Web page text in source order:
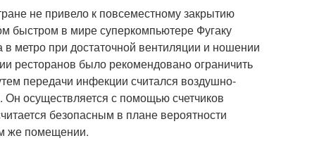
не привело к повсеместному закрытию
быстром в мире суперкомпьютере Фугаку
метро при достаточной вентиляции и ношении
ресторанов было рекомендовано ограничить
передачи инфекции считался воздушно-
Он осуществляется с помощью счетчиков
безопасным в плане вероятности
же помещении.